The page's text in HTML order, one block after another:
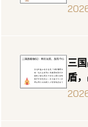
三
盾